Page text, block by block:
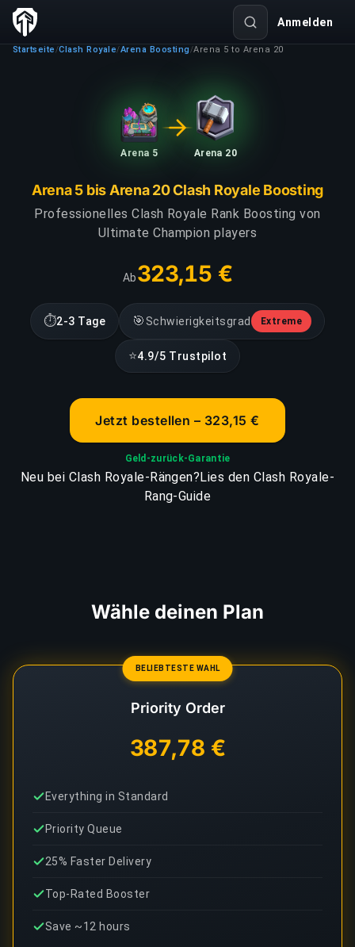
Anmelden
Startseite /Clash Royale/Arena Boosting /Arena 5 to Arena 20
Arena 5 Arena 20
Arena 5 bis Arena 20 Clash Royale Boosting
Professionelles Clash Royale Rank Boosting von
Ultimate Champion players
Ab323,15 €
⏱2-3 Tage 🎯 Schwierigkeitsgrad Extreme
⭐4.9/5 Trustpilot
Jetzt bestellen – 323,15 €
Geld-zurück-Garantie
Neu bei Clash Royale-Rängen?Lies den Clash Royale-
Rang-Guide
Wähle deinen Plan
BELIEBTESTE WAHL
Priority Order
387,78 €
Everything in Standard
Priority Queue
25% Faster Delivery
Top-Rated Booster
Save ~12 hours